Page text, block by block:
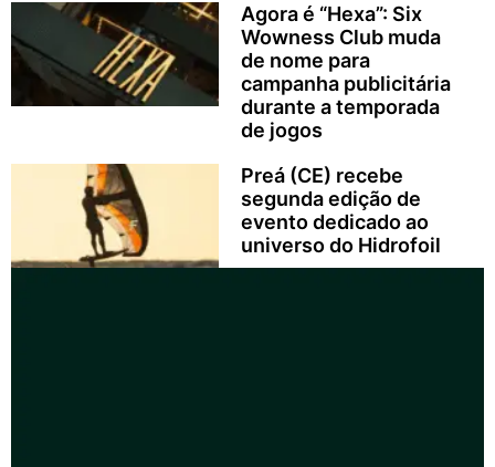
Agora é “Hexa”: Six
Wowness Club muda
de nome para
campanha publicitária
durante a temporada
de jogos
Preá (CE) recebe
segunda edição de
evento dedicado ao
universo do Hidrofoil